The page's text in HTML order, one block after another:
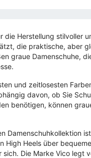
die Herstellung stilvoller
die praktische, aber
graue Damenschuhe,
und zeitlosesten
davon, ob Sie
benötigen, können
Damenschuhkollektion
High Heels über
Die Marke Vico legt